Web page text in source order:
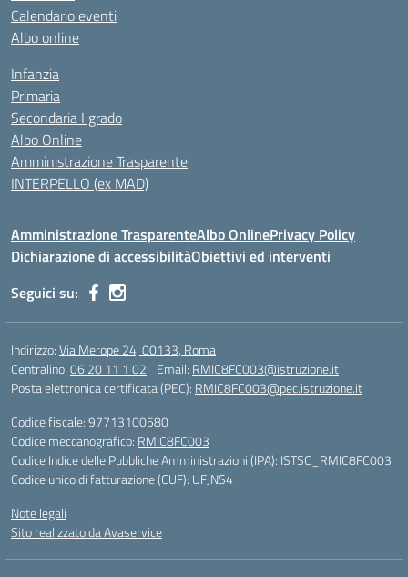
Calendario eventi
Albo online
Infanzia
Primaria
Secondaria I grado
Albo Online
Amministrazione Trasparente
INTERPELLO (ex MAD)
Amministrazione TrasparenteAlbo OnlinePrivacy Policy
Dichiarazione di accessibilitàObiettivi ed interventi
Seguici su:
Indirizzo:Via Merope 24, 00133, Roma
Centralino:06 20 11 1 02 Email: RMIC8FC003@istruzione.it
Posta elettronica certificata (PEC): RMIC8FC003@pec.istruzione.it
Codice fiscale: 97713100580
Codice meccanografico: RMIC8FC003
Codice Indice delle Pubbliche Amministrazioni (IPA): ISTSC_RMIC8FC003
Codice unico di fatturazione (CUF): UFJNS4
Note legali
Sito realizzato da Avaservice